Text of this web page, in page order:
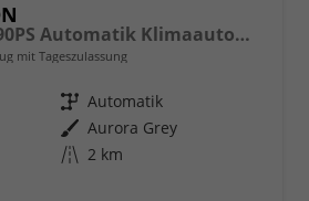
Trend 1.0 T-GDI 90PS Automatik Klimaautomatik Rückf.Kamera Parksensoren Sitzheizung Lenkradheizung Bluetooth Touchscreen Tempomat Apple CarPlay + Android Auto 16"LM
mit Tageszulassung
Getriebe Automatik
Außenfarbe Aurora Grey
Kilometerstand 2 km